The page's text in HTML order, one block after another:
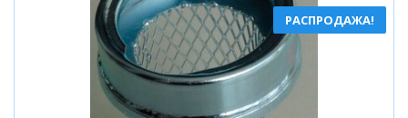
РАСПРОДАЖА!